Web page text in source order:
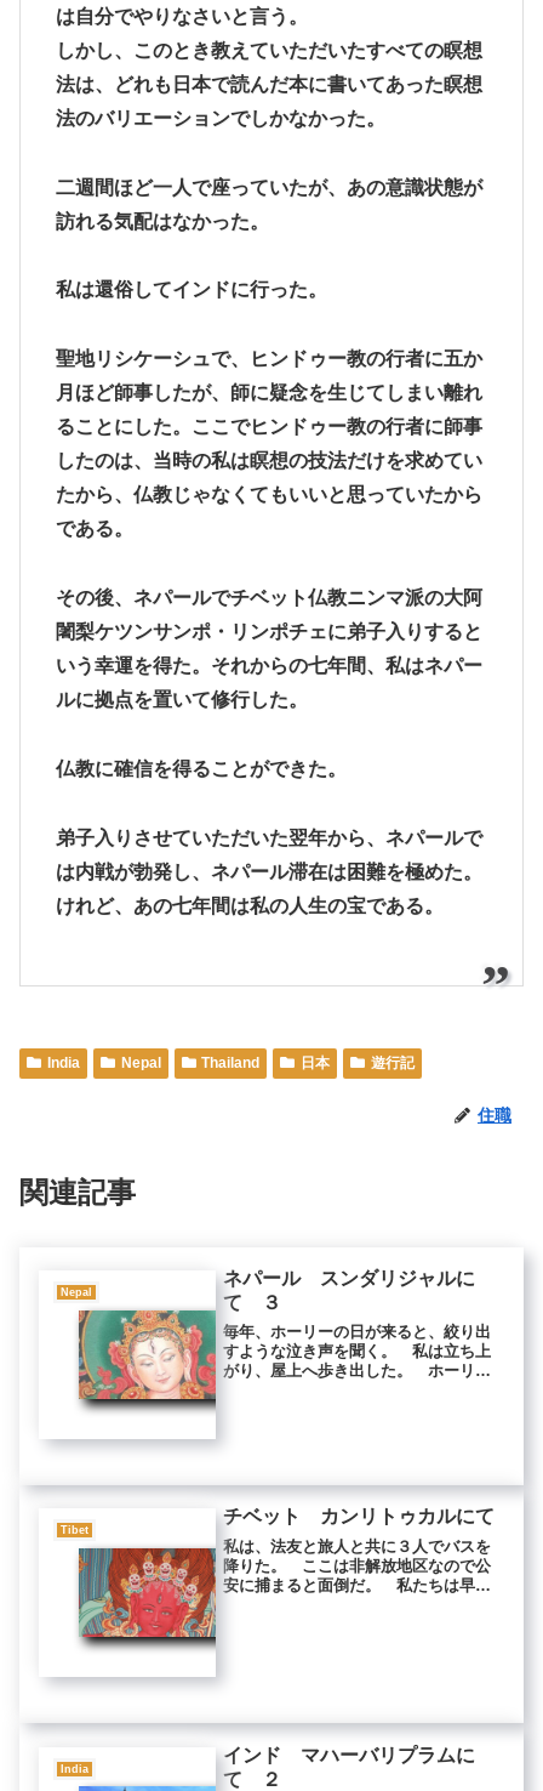
は自分でやりなさいと言う。
しかし、このとき教えていただいたすべての瞑想
法は、どれも日本で読んだ本に書いてあった瞑想
法のバリエーションでしかなかった。
二週間ほど一人で座っていたが、あの意識状態が
訪れる気配はなかった。
私は還俗してインドに行った。
聖地リシケーシュで、ヒンドゥー教の行者に五か
月ほど師事したが、師に疑念を生じてしまい離れ
ることにした。ここでヒンドゥー教の行者に師事
したのは、当時の私は瞑想の技法だけを求めてい
たから、仏教じゃなくてもいいと思っていたから
である。
その後、ネパールでチベット仏教ニンマ派の大阿
闍梨ケツンサンポ・リンポチェに弟子入りすると
いう幸運を得た。それからの七年間、私はネパー
ルに拠点を置いて修行した。
仏教に確信を得ることができた。
弟子入りさせていただいた翌年から、ネパールで
は内戦が勃発し、ネパール滞在は困難を極めた。
けれど、あの七年間は私の人生の宝である。
India Nepal Thailand 日本 遊行記
住職
関連記事
Nepal
ネパール スンダリジャルに
て ３
毎年、ホーリーの日が来ると、絞り出
すような泣き声を聞く。 私は立ち上
がり、屋上へ歩き出した。 ホーリー
Tibet
チベット カンリトゥカルにて
私は、法友と旅人と共に３人でバスを
降りた。 ここは非解放地区なので公
安に捕まると面倒だ。 私たちは早足
India
インド マハーバリプラムに
て ２